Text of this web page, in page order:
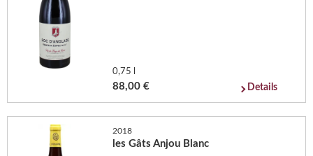
0,75 l
88,00 € Details
2018
les Gâts Anjou Blanc